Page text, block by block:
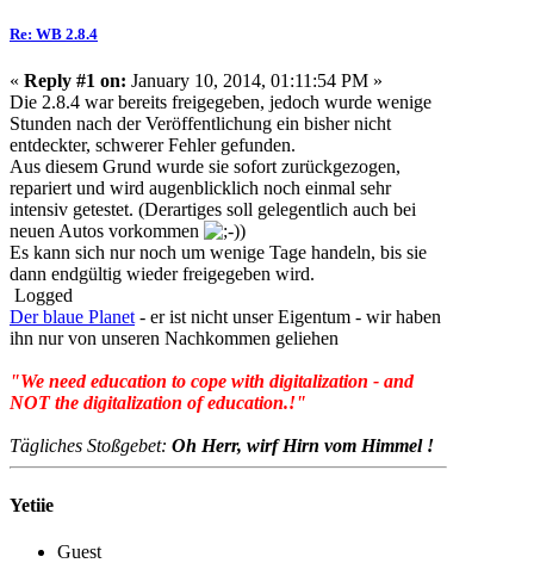
Re: WB 2.8.4
« Reply #1 on: January 10, 2014, 01:11:54 PM »
Die 2.8.4 war bereits freigegeben, jedoch wurde wenige
Stunden nach der Veröffentlichung ein bisher nicht
entdeckter, schwerer Fehler gefunden.
Aus diesem Grund wurde sie sofort zurückgezogen,
repariert und wird augenblicklich noch einmal sehr
intensiv getestet. (Derartiges soll gelegentlich auch bei
neuen Autos vorkommen
)
Es kann sich nur noch um wenige Tage handeln, bis sie
dann endgültig wieder freigegeben wird.
Logged
Der blaue Planet - er ist nicht unser Eigentum - wir haben
ihn nur von unseren Nachkommen geliehen
"We need education to cope with digitalization - and
NOT the digitalization of education.!"
Tägliches Stoßgebet: Oh Herr, wirf Hirn vom Himmel !
Yetiie
Guest